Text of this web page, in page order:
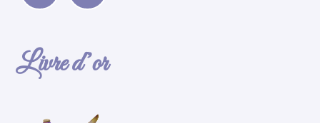
Livre d’or